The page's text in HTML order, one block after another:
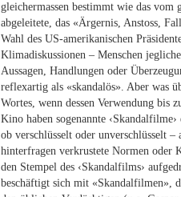
gleichermassen bestimmt wie das vom
abgeleitete, das «Ärgernis, Anstoss,
Wahl des US-amerikanischen
Klimadiskussionen – Menschen
Aussagen, Handlungen oder
reflexartig als «skandalös». Aber was
Wortes, wenn dessen Verwendung bis
Kino haben sogenannte
ob verschlüsselt oder unverschlüsselt –
hinterfragen verkrustete Normen oder
den Stempel des ‹Skandalfilms›
beschäftigt sich mit «Skandalfilmen»,